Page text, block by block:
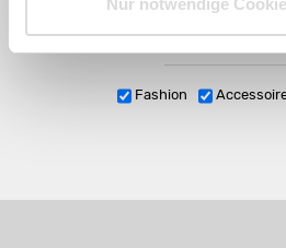
Nur notwendige
Fashion